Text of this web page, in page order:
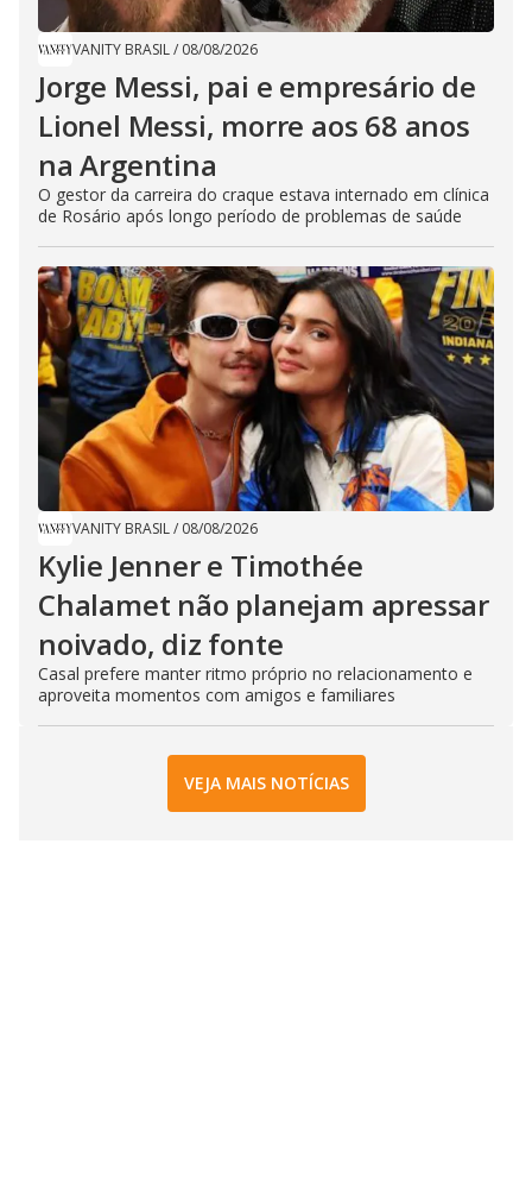
VANITY BRASIL/ 08/08/2026
Jorge Messi, pai e empresário de
Lionel Messi, morre aos 68 anos
na Argentina
O gestor da carreira do craque estava internado em clínica
de Rosário após longo período de problemas de saúde
VANITY BRASIL/ 08/08/2026
Kylie Jenner e Timothée
Chalamet não planejam apressar
noivado, diz fonte
Casal prefere manter ritmo próprio no relacionamento e
aproveita momentos com amigos e familiares
VEJA MAIS NOTÍCIAS